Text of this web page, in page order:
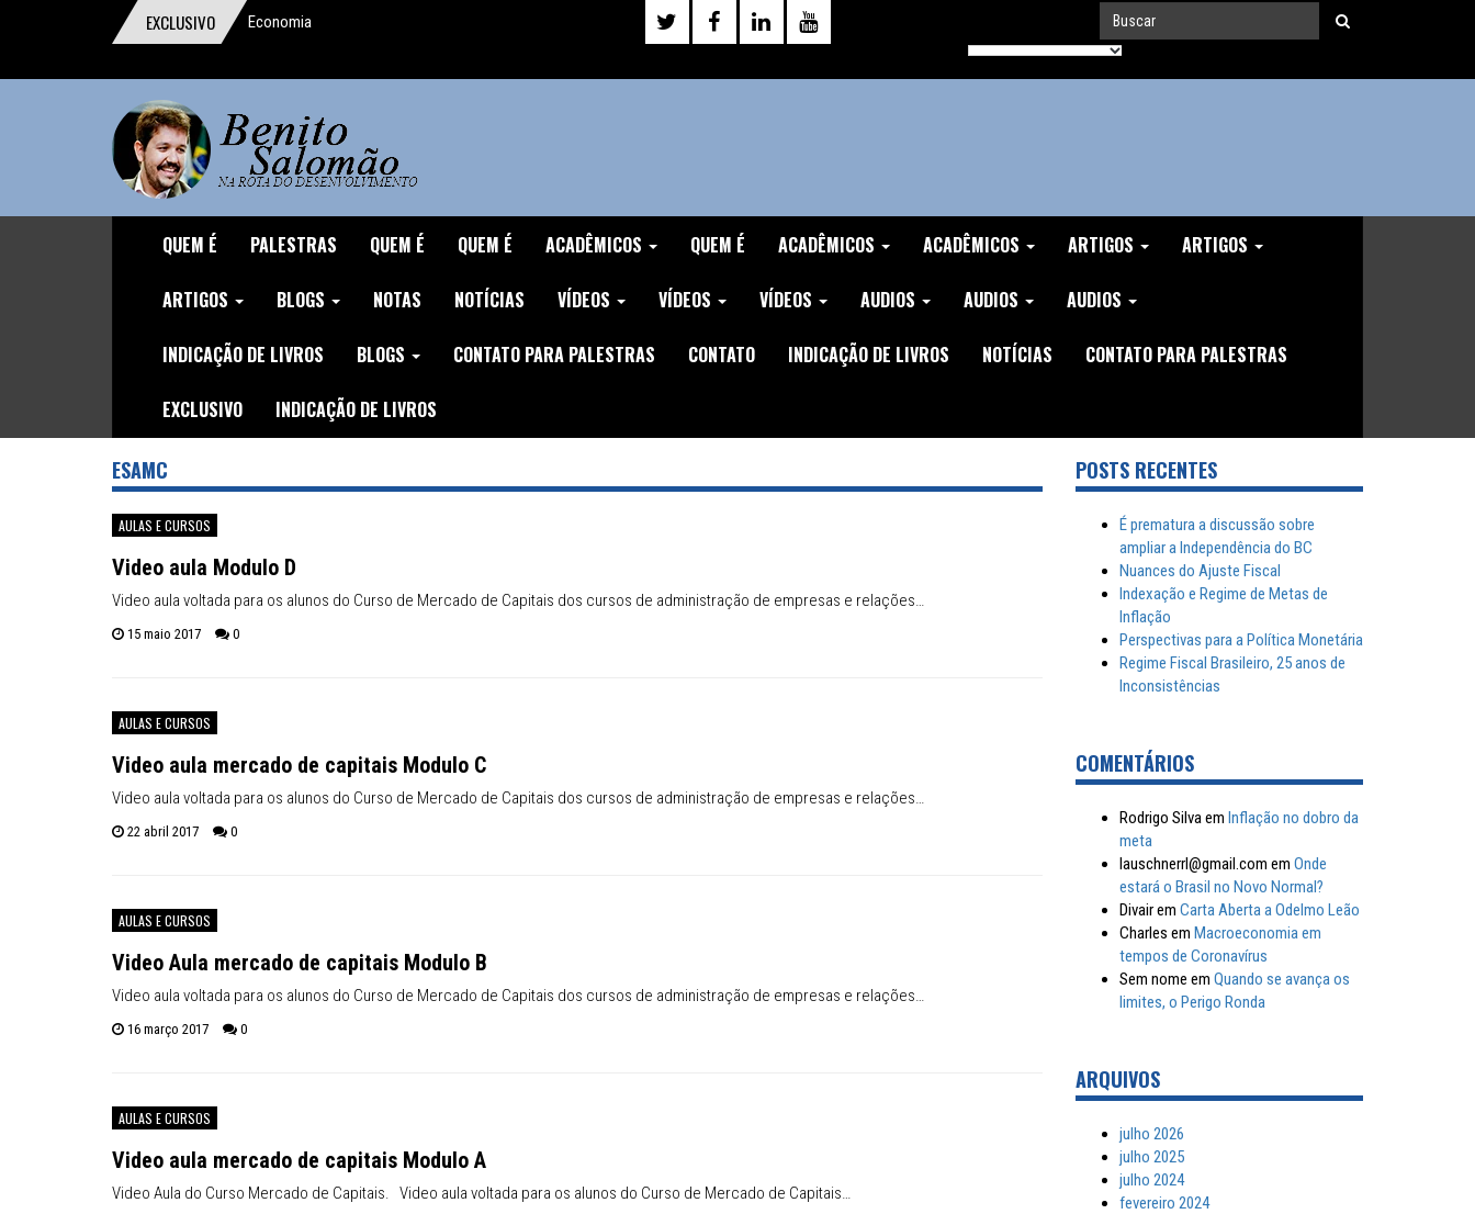
EXCLUSIVO Economia
Um digno, junto a indignos
A importância da reforma trabalhista
O homem que pensou o Brasil
A mentira da CLT
O Demônio Malthusiano
Nuances do Ajuste
O inviável Imposto sobre Fortunas
QUEM É PALESTRAS QUEM É QUEM É ACADÊMICOS QUEM É ACADÊMICOS ACADÊMICOS ARTIGOS ARTIGOS
ARTIGOS BLOGS NOTAS NOTÍCIAS VÍDEOS VÍDEOS VÍDEOS AUDIOS AUDIOS AUDIOS
INDICAÇÃO DE LIVROS BLOGS CONTATO PARA PALESTRAS CONTATO INDICAÇÃO DE LIVROS NOTÍCIAS CONTATO PARA PALESTRAS
EXCLUSIVO INDICAÇÃO DE LIVROS
ESAMC
AULAS E CURSOS
Video aula Modulo D
Video aula voltada para os alunos do Curso de Mercado de Capitais dos cursos de administração de empresas e relações…
15 maio 2017 0
AULAS E CURSOS
Video aula mercado de capitais Modulo C
Video aula voltada para os alunos do Curso de Mercado de Capitais dos cursos de administração de empresas e relações…
22 abril 2017 0
AULAS E CURSOS
Video Aula mercado de capitais Modulo B
Video aula voltada para os alunos do Curso de Mercado de Capitais dos cursos de administração de empresas e relações…
16 março 2017 0
AULAS E CURSOS
Video aula mercado de capitais Modulo A
Video Aula do Curso Mercado de Capitais. Video aula voltada para os alunos do Curso de Mercado de Capitais…
POSTS RECENTES
É prematura a discussão sobre
ampliar a Independência do BC
Nuances do Ajuste Fiscal
Indexação e Regime de Metas de
Inflação
Perspectivas para a Política Monetária
Regime Fiscal Brasileiro, 25 anos de
Inconsistências
COMENTÁRIOS
Rodrigo Silvaem Inflação no dobro da
meta
lauschnerrl@gmail.com em Onde
estará o Brasil no Novo Normal?
Divairem Carta Aberta a Odelmo Leão
Charles em Macroeconomia em
tempos de Coronavírus
Sem nome em Quando se avança os
limites, o Perigo Ronda
ARQUIVOS
julho 2026
julho 2025
julho 2024
fevereiro 2024